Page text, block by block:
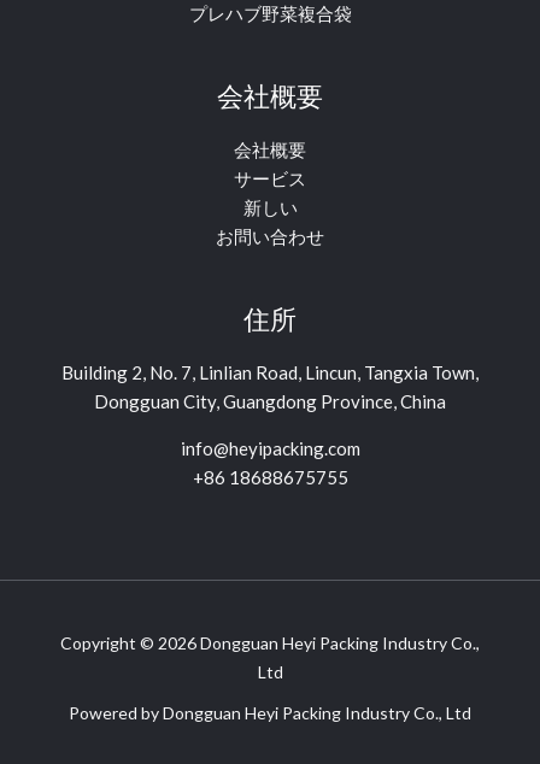
プレハブ野菜複合袋
会社概要
会社概要
サービス
新しい
お問い合わせ
住所
Building 2, No. 7, Linlian Road, Lincun, Tangxia Town,
Dongguan City, Guangdong Province, China
info@heyipacking.com
+86 18688675755
Copyright © 2026 Dongguan Heyi Packing Industry Co.,
Ltd
Powered by Dongguan Heyi Packing Industry Co., Ltd